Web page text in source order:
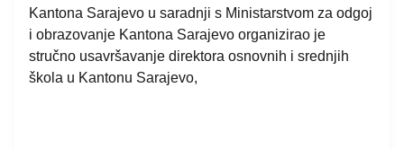
Kantona Sarajevo u saradnji s Ministarstvom za odgoj
i obrazovanje Kantona Sarajevo organizirao je
stručno usavršavanje direktora osnovnih i srednjih
škola u Kantonu Sarajevo,